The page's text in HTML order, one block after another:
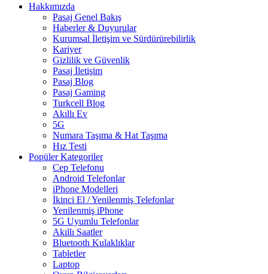
Hakkımızda
Pasaj Genel Bakış
Haberler & Duyurular
Kurumsal İletişim ve Sürdürürebilirlik
Kariyer
Gizlilik ve Güvenlik
Pasaj İletişim
Pasaj Blog
Pasaj Gaming
Turkcell Blog
Akıllı Ev
5G
Numara Taşıma & Hat Taşıma
Hız Testi
Popüler Kategoriler
Cep Telefonu
Android Telefonlar
iPhone Modelleri
İkinci El / Yenilenmiş Telefonlar
Yenilenmiş iPhone
5G Uyumlu Telefonlar
Akıllı Saatler
Bluetooth Kulaklıklar
Tabletler
Laptop